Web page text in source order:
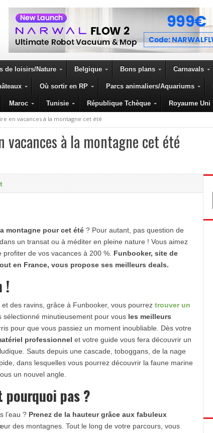
de loisirs/Nature Belgique Bons plans Carnavals
Où sortir en RP Parcs animaliers/Aquariums
Maroc Tunisie République Tchèque Royaume Uni
en vacances à la montagne cet été
vacances à la montagne cet été
montagne pour cet été ? Pour autant, pas question de
un transat ou à méditer en pleine nature ! Vous aimez
de vos vacances à 200 %. Funbooker, site de
en France, vous propose ses meilleurs deals.
!
des ravins, grâce à Funbooker, vous pourrez trouver un
sélectionné minutieusement pour vous les meilleurs
pour que vous passiez un moment inoubliable. Dès votre
professionnel et votre guide vous fera découvrir un
Sauts depuis une cascade, toboggans, de la nage
dans lesquelles vous pourrez découvrir la faune marine
un nouvel angle.
pourquoi pas ?
l’eau ? Prenez de la hauteur grâce aux fabuleux
des montagnes. Tout le long de votre parcours, vous